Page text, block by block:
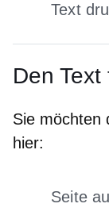
Text
Den Text
Sie möchten
hier:
Seite